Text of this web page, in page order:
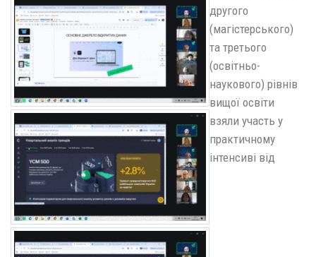
другого
(магістерського)
та третього
(освітньо-
наукового) рівнів
вищої освіти
взяли участь у
практичному
інтенсиві від